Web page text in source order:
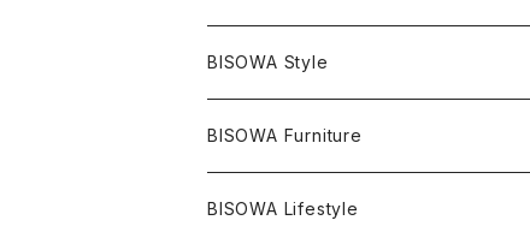
エレスチャル
ライトニング
石の種類別
アメジスト
アクアマリン
産地別
ヒマラヤ
ネックレス／ペンダント
宇佐美聖子
絹麻 ~kenma~
ピアス
宇佐美聖子
ブレスレット
BISOWA Style
ONE PIECE
ヘンプ
PANTS
BISOWA Furniture
のるすく
BISOWA Lifestyle